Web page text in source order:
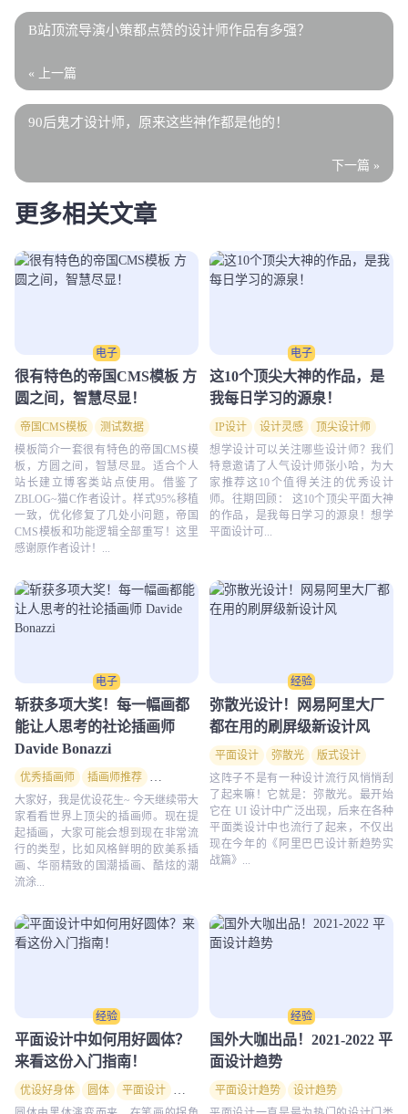
B站顶流导演小策都点赞的设计师作品有多强？
« 上一篇
90后鬼才设计师，原来这些神作都是他的！
下一篇 »
更多相关文章
电子
很有特色的帝国CMS模板 方
圆之间，智慧尽显！
帝国CMS模板
测试数据
模板简介一套很有特色的帝国CMS模
板，方圆之间，智慧尽显。适合个人
站长建立博客类站点使用。借鉴了
ZBLOG~猫C作者设计。样式95%移植
一致，优化修复了几处小问题，帝国
CMS模板和功能逻辑全部重写！这里
感谢原作者设计！...
电子
这10个顶尖大神的作品，是
我每日学习的源泉！
IP设计 设计灵感
顶尖设计师
想学设计可以关注哪些设计师？我们
特意邀请了人气设计师张小哈，为大
家推荐这10个值得关注的优秀设计
师。往期回顾： 这10个顶尖平面大神
的作品，是我每日学习的源泉！想学
平面设计可...
电子
斩获多项大奖！每一幅画都
能让人思考的社论插画师
Davide Bonazzi
优秀插画师 插画师推荐
社论插画师
大家好，我是优设花生~ 今天继续带大
家看看世界上顶尖的插画师。现在提
起插画，大家可能会想到现在非常流
行的类型，比如风格鲜明的欧美系插
画、华丽精致的国潮插画、酷炫的潮
流涂...
经验
弥散光设计！网易阿里大厂
都在用的刷屏级新设计风
平面设计 弥散光
版式设计
这阵子不是有一种设计流行风悄悄刮
了起来嘛！它就是：弥散光。最开始
它在 UI 设计中广泛出现，后来在各种
平面类设计中也流行了起来，不仅出
现在今年的《阿里巴巴设计新趋势实
战篇》...
经验
平面设计中如何用好圆体？
来看这份入门指南！
优设好身体 圆体 平面设计 排版 排版设计
文字排版
经验
国外大咖出品！2021-2022 平
面设计趋势
平面设计趋势
设计趋势